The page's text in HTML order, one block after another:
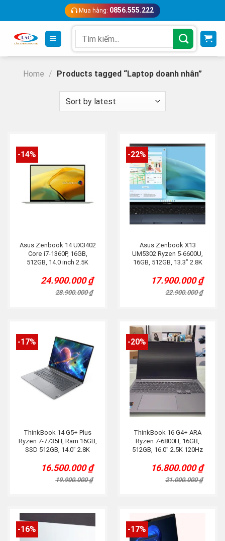
content
Mua hàng: 0856.555.222
for:
Home / Products tagged “Laptop doanh nhân”
-14%
Asus Zenbook 14 UX3402
Core i7-1360P, 16GB,
512GB, 14.0 inch 2.5K
28.900.000₫
Original
price
was:
24.900.000₫
Current
price
is:
-22%
Asus Zenbook X13
UM5302 Ryzen 5-6600U,
16GB, 512GB, 13.3” 2.8K
22.900.000₫
Original
price
was:
17.900.000₫
Current
price
is:
-17%
ThinkBook 14 G5+ Plus
Ryzen 7-7735H, Ram 16GB,
SSD 512GB, 14.0” 2.8K
19.900.000₫
Original
price
was:
16.500.000₫
Current
price
is:
-20%
ThinkBook 16 G4+ ARA
Ryzen 7-6800H, 16GB,
512GB, 16.0” 2.5K 120Hz
21.000.000₫
Original
price
was:
16.800.000₫
Current
price
is:
-16% -17%